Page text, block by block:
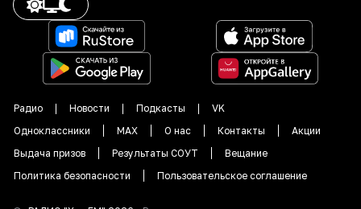
Радио Новости Подкасты
VK
Одноклассники
MAX О нас Контакты
Акции
Выдача призов
Результаты СОУТ
Вещание
Политика безопасности
Пользовательское соглашение